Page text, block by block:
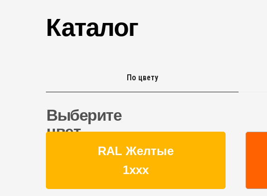
Каталог
По цвету
Выберите
цвет
RAL Желтые
1ххх